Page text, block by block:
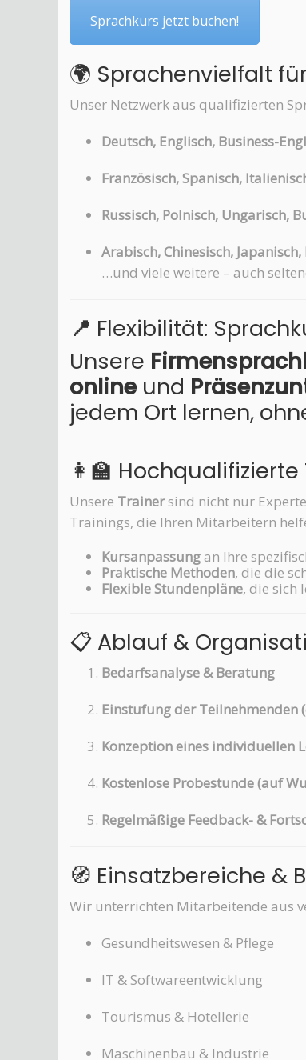
Sprachkurs jetzt buchen!
🌍 Sprachenvielfalt
Unser Netzwerk aus qualifizierten
Deutsch, Englisch, Business-
Französisch, Spanisch,
Russisch, Polnisch, Ungarisch,
Arabisch, Chinesisch,
…und viele weitere – auch
📍 Flexibilität:
Unsere
onlineund
jedem Ort lernen,
👩‍🏫
Unsere Trainersind nicht nur
Trainings, die Ihren Mitarbeitern
Kursanpassungan Ihre
Praktische Methoden, die die
Flexible Stundenpläne, die sich
📋 Ablauf &
Bedarfsanalyse & Beratung
Einstufung der Teilnehmenden
Konzeption eines individuellen
Kostenlose Probestunde (auf
Regelmäßige Feedback- &
🧭 Einsatzbereiche &
Wir unterrichten Mitarbeitende aus
Gesundheitswesen & Pflege
IT & Softwareentwicklung
Tourismus & Hotellerie
Maschinenbau & Industrie